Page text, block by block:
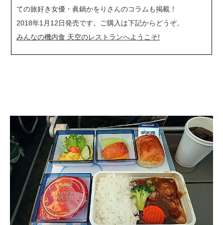
ての旅好き女優・眞鍋かをりさんのコラムも掲載！
2018年1月12日発売です。ご購入は下記からどうぞ。
みんなの機内食 天空のレストランへようこそ!